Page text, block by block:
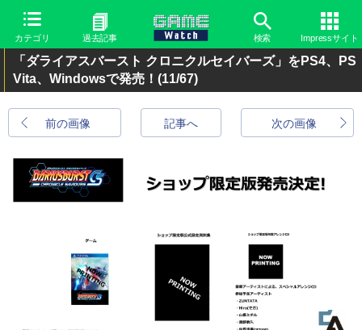
カテゴリ 過去記事 検索 Impressサイト
「ダライアスバースト クロニクルセイバーズ」をPS4、PS
Vita、Windowsで発売！ (11/67)
前の画像 次の画像
記事へ